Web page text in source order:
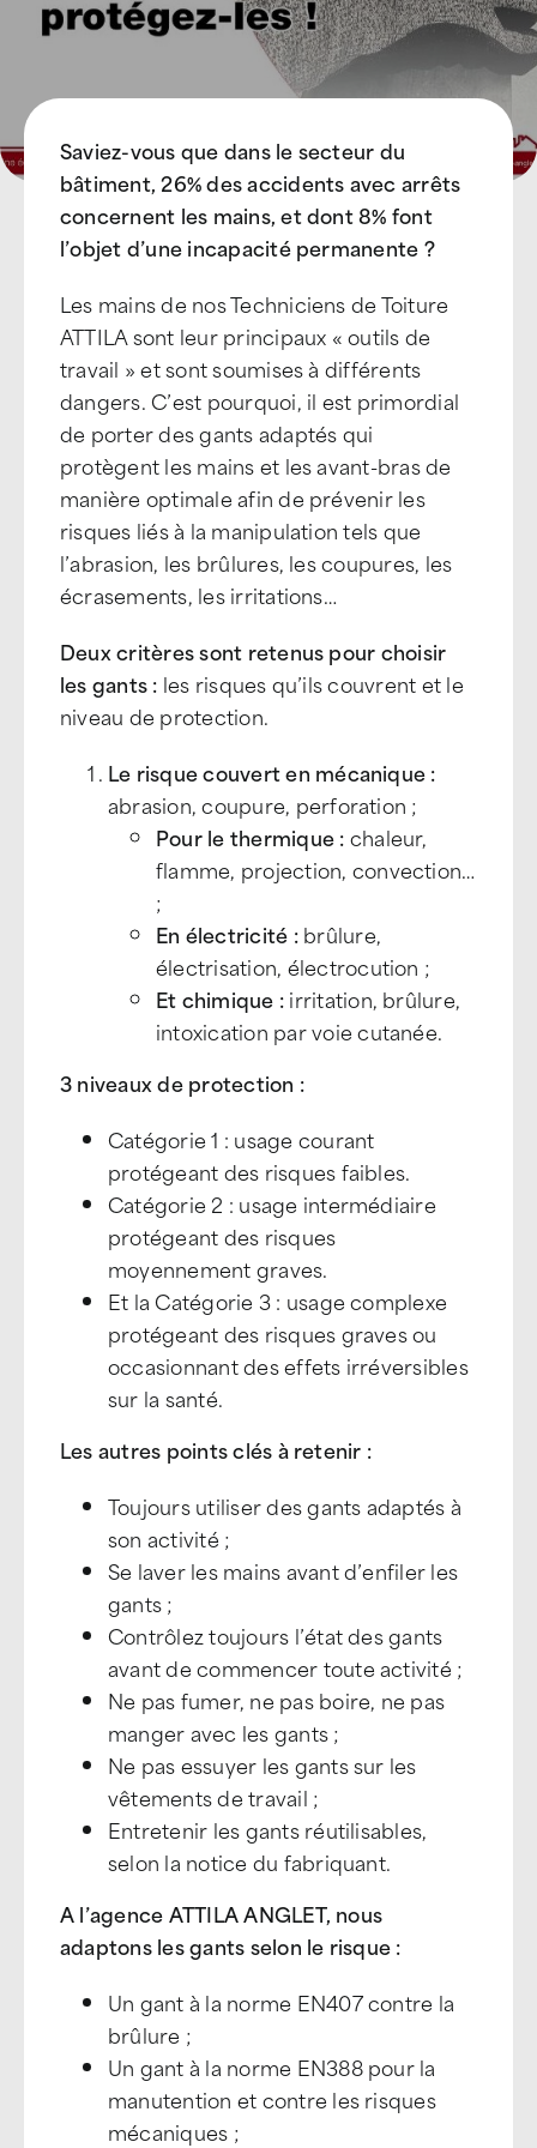
Saviez-vous que dans le secteur du
bâtiment, 26% des accidents avec arrêts
concernent les mains, et dont 8% font
l’objet d’une incapacité permanente ?
Les mains de nos Techniciens de Toiture
ATTILA sont leur principaux « outils de
travail » et sont soumises à différents
dangers. C’est pourquoi, il est primordial
de porter des gants adaptés qui
protègent les mains et les avant-bras de
manière optimale afin de prévenir les
risques liés à la manipulation tels que
l’abrasion, les brûlures, les coupures, les
écrasements, les irritations…
Deux critères sont retenus pour choisir
les gants : les risques qu’ils couvrent et le
niveau de protection.
Le risque couvert en mécanique :
abrasion, coupure, perforation ;
Pour le thermique :chaleur,
flamme, projection, convection…
;
En électricité :brûlure,
électrisation, électrocution ;
Et chimique :irritation, brûlure,
intoxication par voie cutanée.
3 niveaux de protection :
Catégorie 1 : usage courant
protégeant des risques faibles.
Catégorie 2 : usage intermédiaire
protégeant des risques
moyennement graves.
Et la Catégorie 3 : usage complexe
protégeant des risques graves ou
occasionnant des effets irréversibles
sur la santé.
Les autres points clés à retenir :
Toujours utiliser des gants adaptés à
son activité ;
Se laver les mains avant d’enfiler les
gants ;
Contrôlez toujours l’état des gants
avant de commencer toute activité ;
Ne pas fumer, ne pas boire, ne pas
manger avec les gants ;
Ne pas essuyer les gants sur les
vêtements de travail ;
Entretenir les gants réutilisables,
selon la notice du fabriquant.
A l’agence ATTILA ANGLET, nous
adaptons les gants selon le risque :
Un gant à la norme EN407 contre la
brûlure ;
Un gant à la norme EN388 pour la
manutention et contre les risques
mécaniques ;